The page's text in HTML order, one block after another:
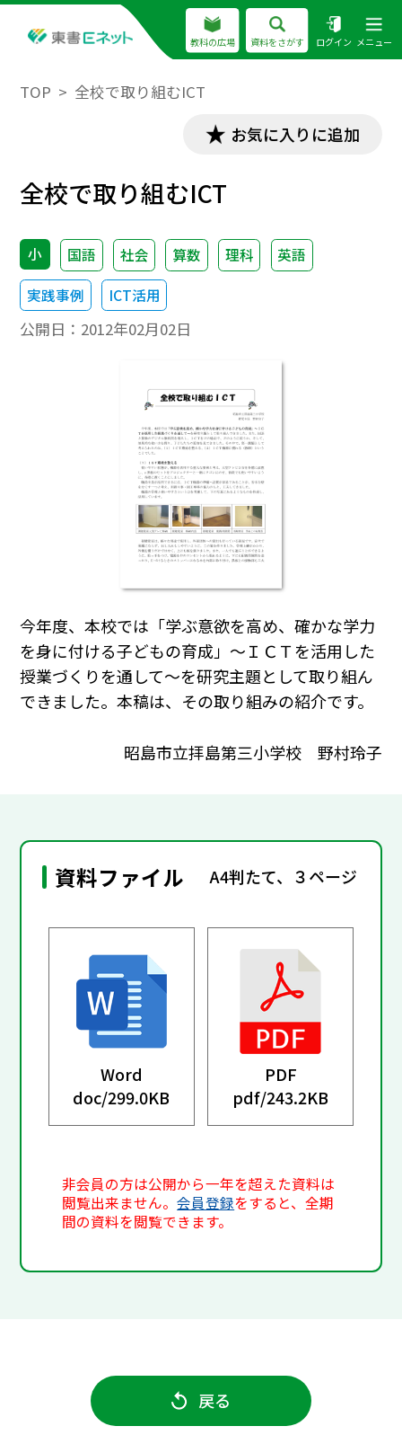
教科の広場 資料をさがす ログイン メニュー
TOP 全校で取り組むICT
お気に入りに追加
全校で取り組むICT
小 国語 社会 算数 理科
英語
実践事例
ICT活用
公開日： 2012年02月02日
今年度、本校では「学ぶ意欲を高め、確かな学力
を身に付ける子どもの育成」～ＩＣＴを活用した
授業づくりを通して～を研究主題として取り組ん
できました。本稿は、その取り組みの紹介です。
昭島市立拝島第三小学校 野村玲子
資料ファイル A4判たて、３ページ
Word
doc/299.0KB
PDF
pdf/243.2KB
非会員の方は公開から一年を超えた資料は
閲覧出来ません。会員登録をすると、全期
間の資料を閲覧できます。
戻る